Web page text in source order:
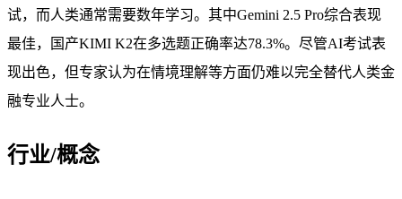
试，而人类通常需要数年学习。其中Gemini 2.5 Pro综合表现
最佳，国产KIMI K2在多选题正确率达78.3%。尽管AI考试表
现出色，但专家认为在情境理解等方面仍难以完全替代人类金
融专业人士。
行业/概念